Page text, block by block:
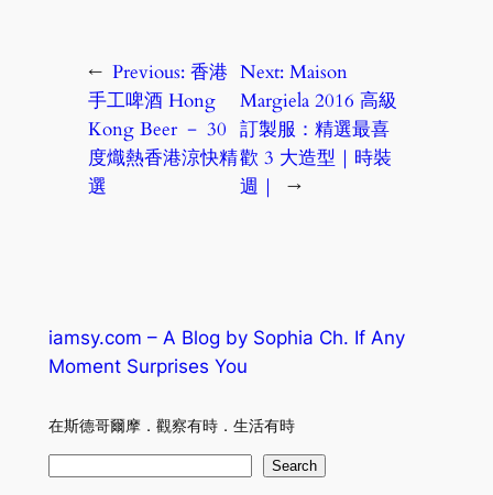
← Previous: 香港
手工啤酒 Hong
Kong Beer － 30
度熾熱香港涼快精
選
Next: Maison
Margiela 2016 高級
訂製服：精選最喜
歡 3 大造型｜時裝
週｜
→
iamsy.com – A Blog by Sophia Ch. If Any
Moment Surprises You
在斯德哥爾摩．觀察有時．生活有時
Search